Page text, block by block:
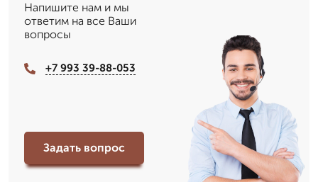
Напишите нам и мы
ответим на все Ваши
вопросы
+7 993 39-88-053
Задать вопрос